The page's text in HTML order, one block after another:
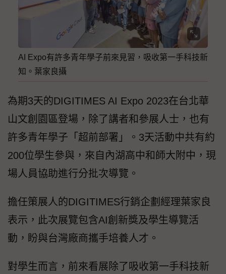
AI Expo有許多青年學子前來見習，吸收第一手科技新
知。葉家良攝
為期3天的DIGITIMES AI Expo 2023在台北華
山文創園區登場，除了講者和參展人士，也有
許多青年學子「超前部署」。3天活動中共有約
200位學生參與，來自內湖高中和師大附中，現
場人員協助進行分批次導覽。
擔任策展人的DIGITIMES行銷企劃經理葉家良
表示，此次展覽包含AI創新獎及學生導覽活
動，盼與台灣廠商攜手培養人才。
對學生而言，前來看展除了吸收第一手科技新